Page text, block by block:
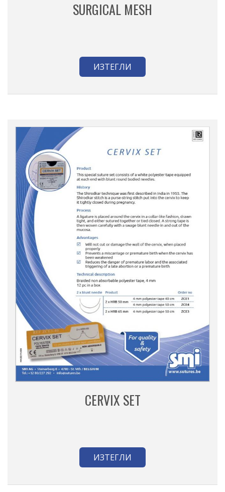
SURGICAL MESH
ИЗТЕГЛИ
CERVIX SET
ИЗТЕГЛИ